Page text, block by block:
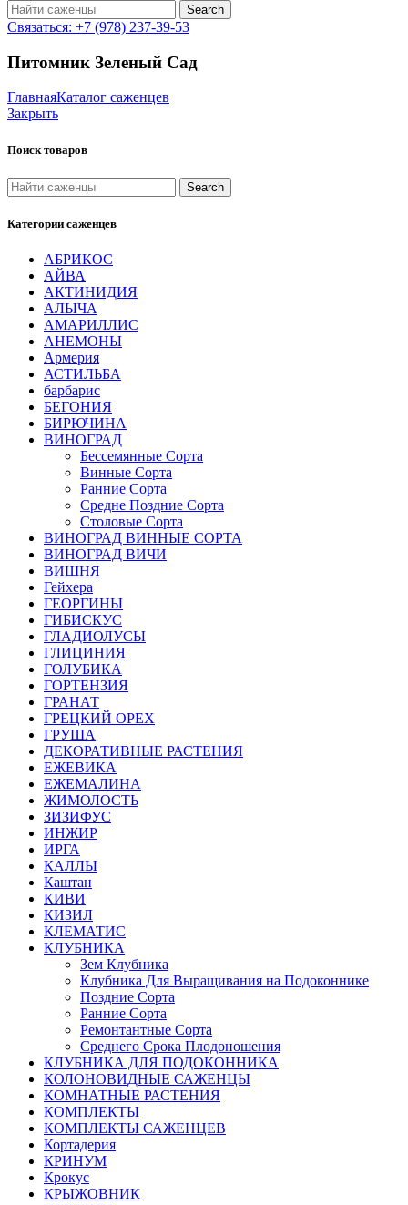
Search
Связаться: +7 (978) 237-39-53
Питомник Зеленый Сад
ГлавнаяКаталог саженцев
Закрыть
Поиск товаров
Search
Категории саженцев
АБРИКОС
АЙВА
АКТИНИДИЯ
АЛЫЧА
АМАРИЛЛИС
АНЕМОНЫ
Армерия
АСТИЛЬБА
барбарис
БЕГОНИЯ
БИРЮЧИНА
ВИНОГРАД
Бессемянные Сорта
Винные Сорта
Ранние Сорта
Средне Поздние Сорта
Столовые Сорта
ВИНОГРАД ВИННЫЕ СОРТА
ВИНОГРАД ВИЧИ
ВИШНЯ
Гейхера
ГЕОРГИНЫ
ГИБИСКУС
ГЛАДИОЛУСЫ
ГЛИЦИНИЯ
ГОЛУБИКА
ГОРТЕНЗИЯ
ГРАНАТ
ГРЕЦКИЙ ОРЕХ
ГРУША
ДЕКОРАТИВНЫЕ РАСТЕНИЯ
ЕЖЕВИКА
ЕЖЕМАЛИНА
ЖИМОЛОСТЬ
ЗИЗИФУС
ИНЖИР
ИРГА
КАЛЛЫ
Каштан
КИВИ
КИЗИЛ
КЛЕМАТИС
КЛУБНИКА
Зем Клубника
Клубника Для Выращивания на Подоконнике
Поздние Сорта
Ранние Сорта
Ремонтантные Сорта
Среднего Срока Плодоношения
КЛУБНИКА ДЛЯ ПОДОКОННИКА
КОЛОНОВИДНЫЕ САЖЕНЦЫ
КОМНАТНЫЕ РАСТЕНИЯ
КОМПЛЕКТЫ
КОМПЛЕКТЫ САЖЕНЦЕВ
Кортадерия
КРИНУМ
Крокус
КРЫЖОВНИК